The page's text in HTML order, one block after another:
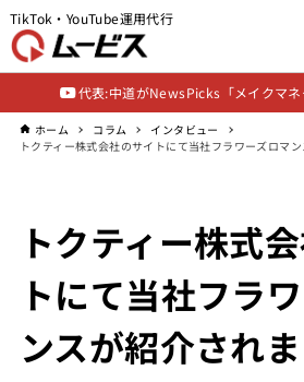
TikTok・YouTube運用代行
代表:中道がNewsPicks「メイクマ
ホーム コラム
インタビュー
トクティー株式会社のサイトにて当社フラワーズロマ
トクティー株式
トにて当社フラ
ンスが紹介されま